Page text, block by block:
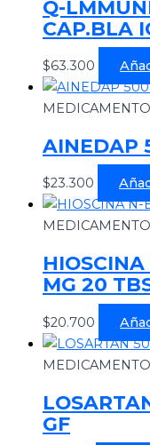
Q-
CAP.BLA
$63.300
AINEDAP
$23.300
MG 20
$20.700
GF